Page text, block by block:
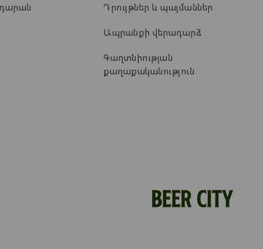
Դրույթներ և պայմաններ
Ապրանքի վերադարձ
Գաղտնիության
քաղաքականություն